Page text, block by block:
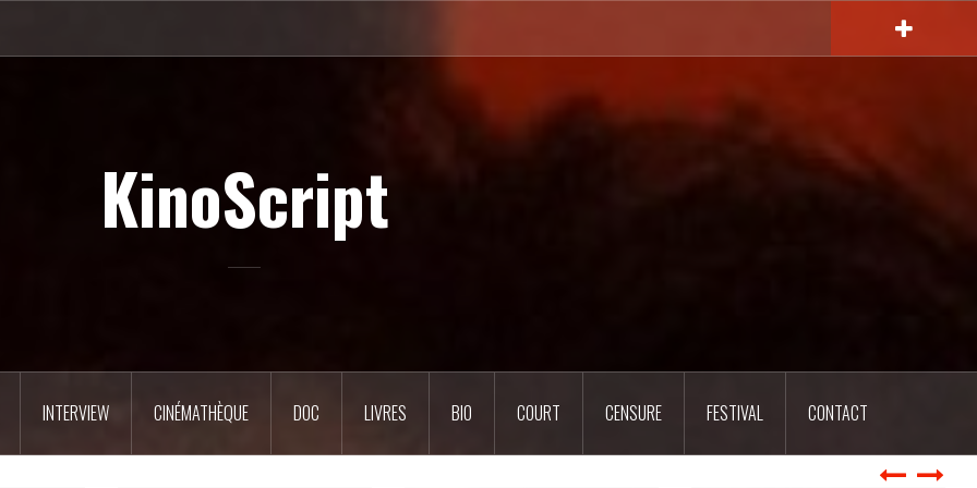
KinoScript
INTERVIEW CINÉMATHÈQUE DOC LIVRES BIO COURT CENSURE FESTIVAL CONTACT